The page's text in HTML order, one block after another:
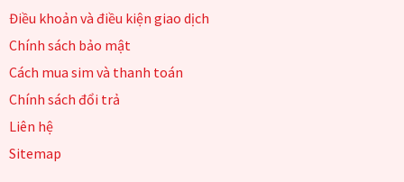
Điều khoản và điều kiện giao dịch
Chính sách bảo mật
Cách mua sim và thanh toán
Chính sách đổi trả
Liên hệ
Sitemap